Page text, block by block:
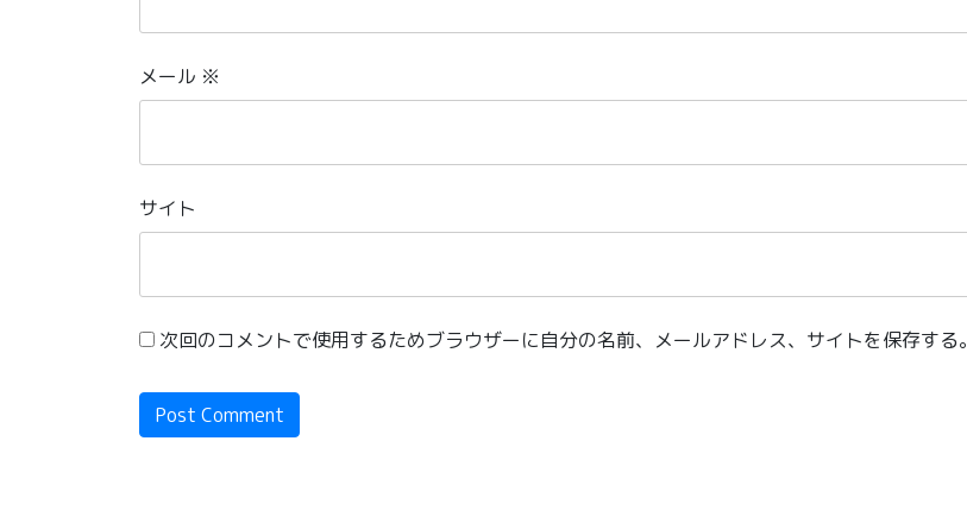
メール ※
サイト
次回のコメントで使用するためブラウザーに自分の名前、メールアドレス、サイトを保存する。